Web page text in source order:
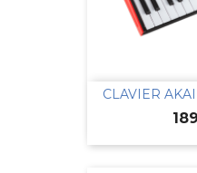
CLAVIER